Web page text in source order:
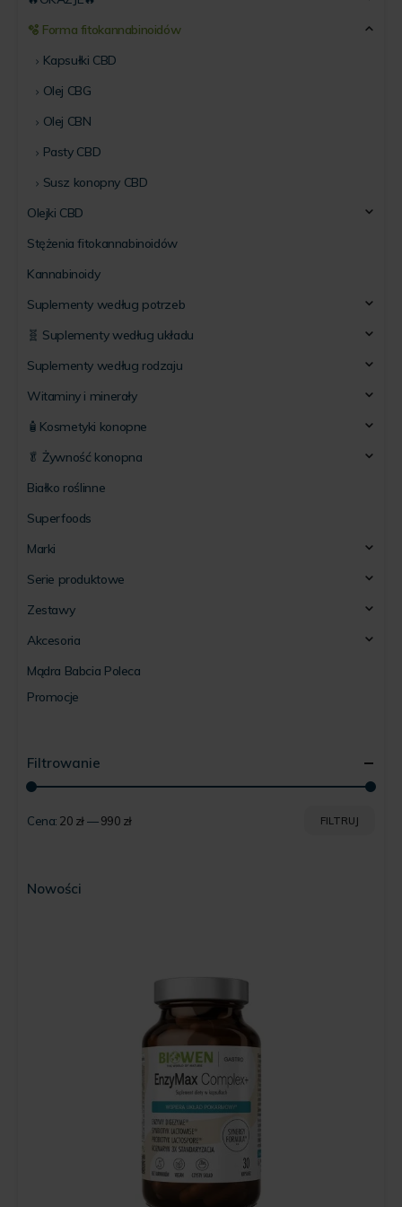
🫧 Forma fitokannabinoidów
Kapsułki CBD
Olej CBG
Olej CBN
Pasty CBD
Susz konopny CBD
Olejki CBD
Stężenia fitokannabinoidów
Kannabinoidy
Suplementy według potrzeb
🧬 Suplementy według układu
Suplementy według rodzaju
Witaminy i minerały
🧴Kosmetyki konopne
🥬 Żywność konopna
Białko roślinne
Superfoods
Marki
Serie produktowe
Zestawy
Akcesoria
Mądra Babcia Poleca
Promocje
Filtrowanie
FILTRUJ
Cena: 20 zł—990 zł
Nowości